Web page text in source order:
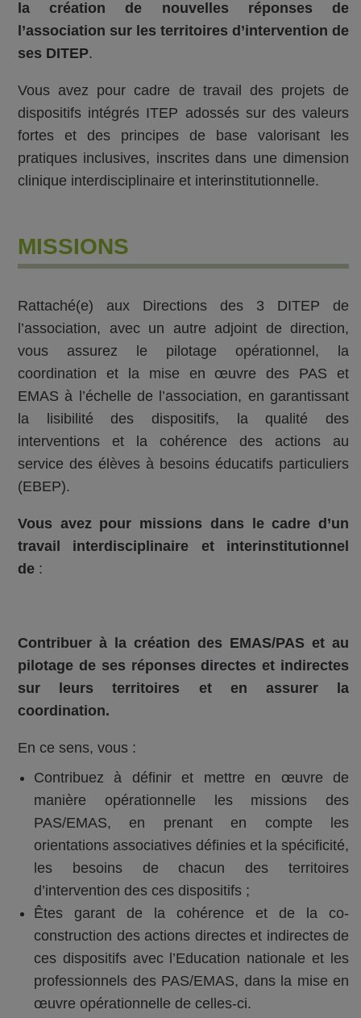
la création de nouvelles réponses de
l’association sur les territoires d’intervention de
ses DITEP.
Vous avez pour cadre de travail des projets de
dispositifs intégrés ITEP adossés sur des valeurs
fortes et des principes de base valorisant les
pratiques inclusives, inscrites dans une dimension
clinique interdisciplinaire et interinstitutionnelle.
MISSIONS
Rattaché(e) aux Directions des 3 DITEP de
l’association, avec un autre adjoint de direction,
vous assurez le pilotage opérationnel, la
coordination et la mise en œuvre des PAS et
EMAS à l’échelle de l’association, en garantissant
la lisibilité des dispositifs, la qualité des
interventions et la cohérence des actions au
service des élèves à besoins éducatifs particuliers
(EBEP).
Vous avez pour missions dans le cadre d’un
travail interdisciplinaire et interinstitutionnel
de :
Contribuer à la création des EMAS/PAS et au
pilotage de ses réponses directes et indirectes
sur leurs territoires et en assurer la
coordination.
En ce sens, vous :
Contribuez à définir et mettre en œuvre de
manière opérationnelle les missions des
PAS/EMAS, en prenant en compte les
orientations associatives définies et la spécificité,
les besoins de chacun des territoires
d’intervention des ces dispositifs ;
Êtes garant de la cohérence et de la co-
construction des actions directes et indirectes de
ces dispositifs avec l’Education nationale et les
professionnels des PAS/EMAS, dans la mise en
œuvre opérationnelle de celles-ci.